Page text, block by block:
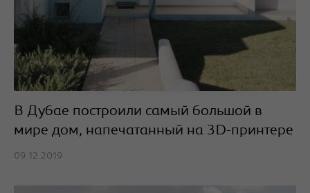
В Дубае построили самый большой в
мире дом, напечатанный на 3D-принтере
09.12.2019